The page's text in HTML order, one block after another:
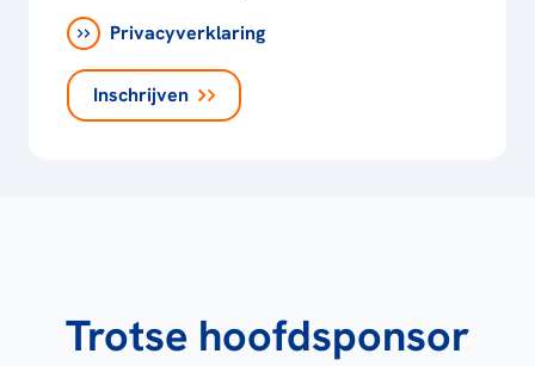
Privacyverklaring
Inschrijven
Trotse hoofdsponsor